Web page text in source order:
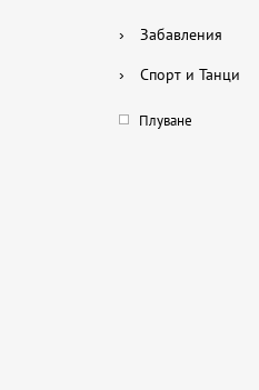
› Забавления
› Спорт и Танци
Плуване